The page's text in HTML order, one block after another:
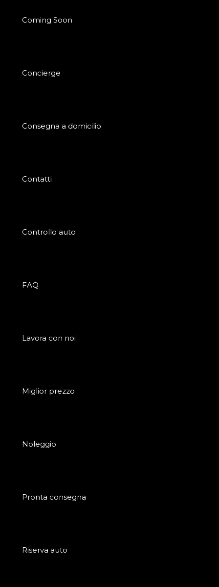
Coming Soon
Concierge
Consegna a domicilio
Contatti
Controllo auto
FAQ
Lavora con noi
Miglior prezzo
Noleggio
Pronta consegna
Riserva auto